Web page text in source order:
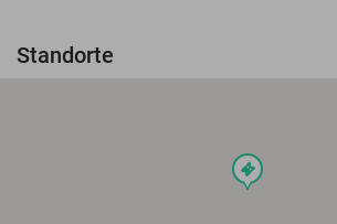
Standorte
events